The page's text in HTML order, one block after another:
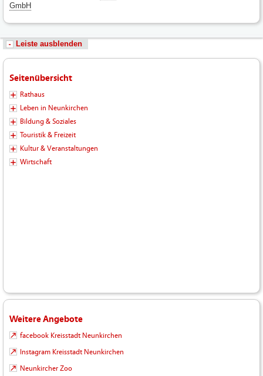
GmbH
Leiste ausblenden
Seitenübersicht
Rathaus
Leben in Neunkirchen
Bildung & Soziales
Touristik & Freizeit
Kultur & Veranstaltungen
Wirtschaft
Weitere Angebote
facebook Kreisstadt Neunkirchen
Instagram Kreisstadt Neunkirchen
Neunkircher Zoo